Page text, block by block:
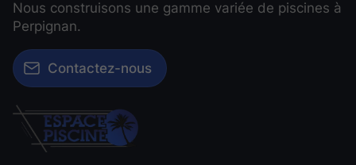
Nous construisons une gamme variée de piscines à
Perpignan.
Contactez-nous